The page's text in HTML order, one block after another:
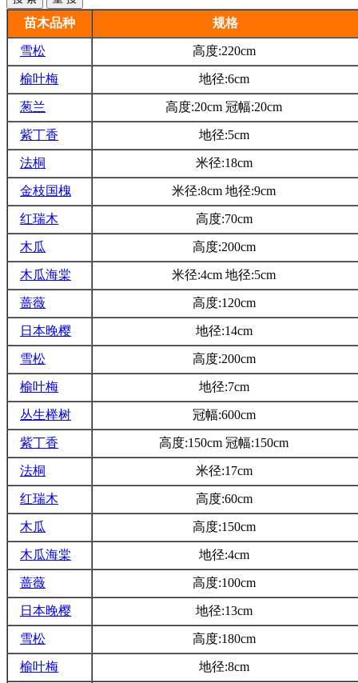
苗木品种 规格
雪松 高度:220cm
榆叶梅 地径:6cm
葱兰 高度:20cm 冠幅:20cm
紫丁香 地径:5cm
法桐 米径:18cm
金枝国槐 米径:8cm 地径:9cm
红瑞木 高度:70cm
木瓜 高度:200cm
木瓜海棠 米径:4cm 地径:5cm
蔷薇 高度:120cm
日本晚樱 地径:14cm
雪松 高度:200cm
榆叶梅 地径:7cm
丛生榉树 冠幅:600cm
紫丁香 高度:150cm 冠幅:150cm
法桐 米径:17cm
红瑞木 高度:60cm
木瓜 高度:150cm
木瓜海棠 地径:4cm
蔷薇 高度:100cm
日本晚樱 地径:13cm
雪松 高度:180cm
榆叶梅 地径:8cm